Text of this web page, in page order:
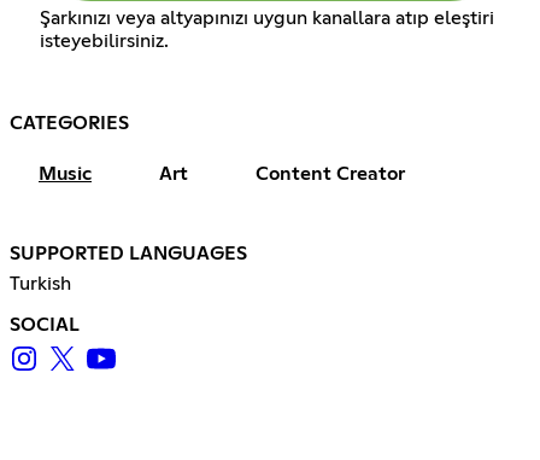
Şarkınızı veya altyapınızı uygun kanallara atıp eleştiri
isteyebilirsiniz.
CATEGORIES
Music Art Content Creator
SUPPORTED LANGUAGES
Turkish
SOCIAL